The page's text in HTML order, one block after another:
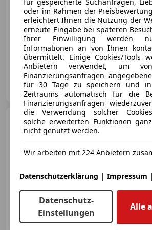
10/2018 96 240 km Diesel 85
Autohaus Pestuka GmbH
AT-2225 Zistersdorf
BMW Z4
€ 58
oder im Rahmen der
erleichtert Ihnen die Nutzung der
erneute Eingabe bei späteren
Ihrer Einwilligung werden
Informationen an von Ihnen
übermittelt. Einige Cookies/Tools
Anbietern verwendet, um
Finanzierungsanfragen
für 30 Tage zu speichern und
Zeitraums automatisch für die
Finanzierungsanfragen
die Verwendung solcher
solche erweiterten Funktionen
nicht genutzt werden.
Wir arbeiten mit 224 Anbietern
Datenschutzerklärung | Impressum |
Datenschutz-
Einstellungen
Alle